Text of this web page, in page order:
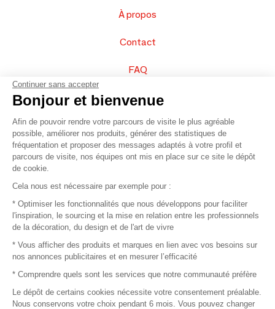
À propos
Contact
FAQ
Vendez vos produits
Plan du site
© 2016 –Organisation SAFI
Recrutement
Mentions légales
Continuer sans accepter
Bonjour et bienvenue
Afin de pouvoir rendre votre parcours de visite le plus agréable
possible, améliorer nos produits, générer des statistiques de
fréquentation et proposer des messages adaptés à votre profil et
parcours de visite, nos équipes ont mis en place sur ce site le dépôt
de cookie.
Cela nous est nécessaire par exemple pour :
* Optimiser les fonctionnalités que nous développons pour faciliter
l'inspiration, le sourcing et la mise en relation entre les professionnels
de la décoration, du design et de l'art de vivre
* Vous afficher des produits et marques en lien avec vos besoins sur
nos annonces publicitaires et en mesurer l’efficacité
* Comprendre quels sont les services que notre communauté préfère
Le dépôt de certains cookies nécessite votre consentement préalable.
Nous conservons votre choix pendant 6 mois. Vous pouvez changer